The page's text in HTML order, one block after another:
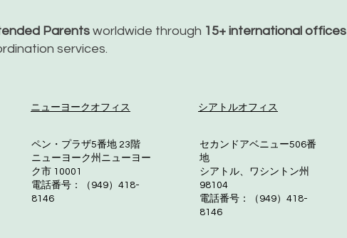
Parents worldwide through 15+ international offices
services.
ニューヨークオフィス シアトルオフィス
ペン・プラザ5番地 23階
ニューヨーク州ニューヨー
ク市 10001
電話番号：（949）418-
8146
セカンドアベニュー506番
地
シアトル、ワシントン州
98104
電話番号：（949）418-
8146